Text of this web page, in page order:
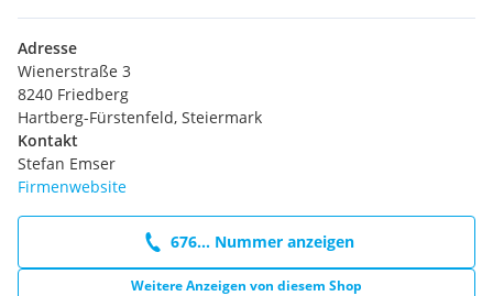
Adresse
Wienerstraße 3
8240 Friedberg
Hartberg-Fürstenfeld, Steiermark
Kontakt
Stefan Emser
Firmenwebsite
676... Nummer anzeigen
Weitere Anzeigen von diesem Shop